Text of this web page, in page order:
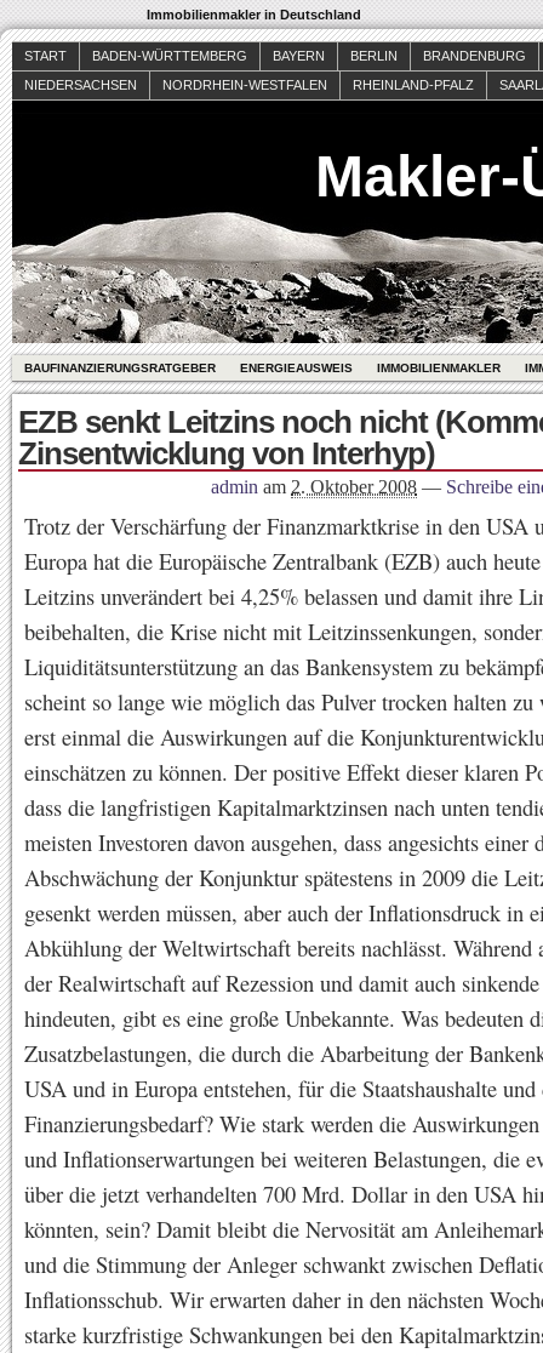
Immobilienmakler in Deutschland
START BADEN-WÜRTTEMBERG BAYERN BERLIN
BRANDENBURG
NIEDERSACHSEN
NORDRHEIN-WESTFALEN RHEINLAND-PFALZ
Makler-
BAUFINANZIERUNGSRATGEBER ENERGIEAUSWEIS IMMOBILIENMAKLER
EZB senkt Leitzins noch nicht
Zinsentwicklung von Interhyp)
admin am 2. Oktober 2008 — Schreibe
Trotz der Verschärfung der Finanzmarktkrise in den USA
Europa hat die Europäische Zentralbank (EZB) auch
Leitzins unverändert bei 4,25% belassen und damit ihre
beibehalten, die Krise nicht mit Leitzinssenkungen,
Liquiditätsunterstützung an das Bankensystem zu
scheint so lange wie möglich das Pulver trocken halten
erst einmal die Auswirkungen auf die
einschätzen zu können. Der positive Effekt dieser klaren
dass die langfristigen Kapitalmarktzinsen nach unten
meisten Investoren davon ausgehen, dass angesichts einer
Abschwächung der Konjunktur spätestens in 2009 die
gesenkt werden müssen, aber auch der Inflationsdruck in
Abkühlung der Weltwirtschaft bereits nachlässt. Während
der Realwirtschaft auf Rezession und damit auch
hindeuten, gibt es eine große Unbekannte. Was bedeuten
Zusatzbelastungen, die durch die Abarbeitung der
USA und in Europa entstehen, für die Staatshaushalte und
Finanzierungsbedarf? Wie stark werden die
und Inflationserwartungen bei weiteren Belastungen, die
über die jetzt verhandelten 700 Mrd. Dollar in den USA
könnten, sein? Damit bleibt die Nervosität am
und die Stimmung der Anleger schwankt zwischen
Inflationsschub. Wir erwarten daher in den nächsten
starke kurzfristige Schwankungen bei den